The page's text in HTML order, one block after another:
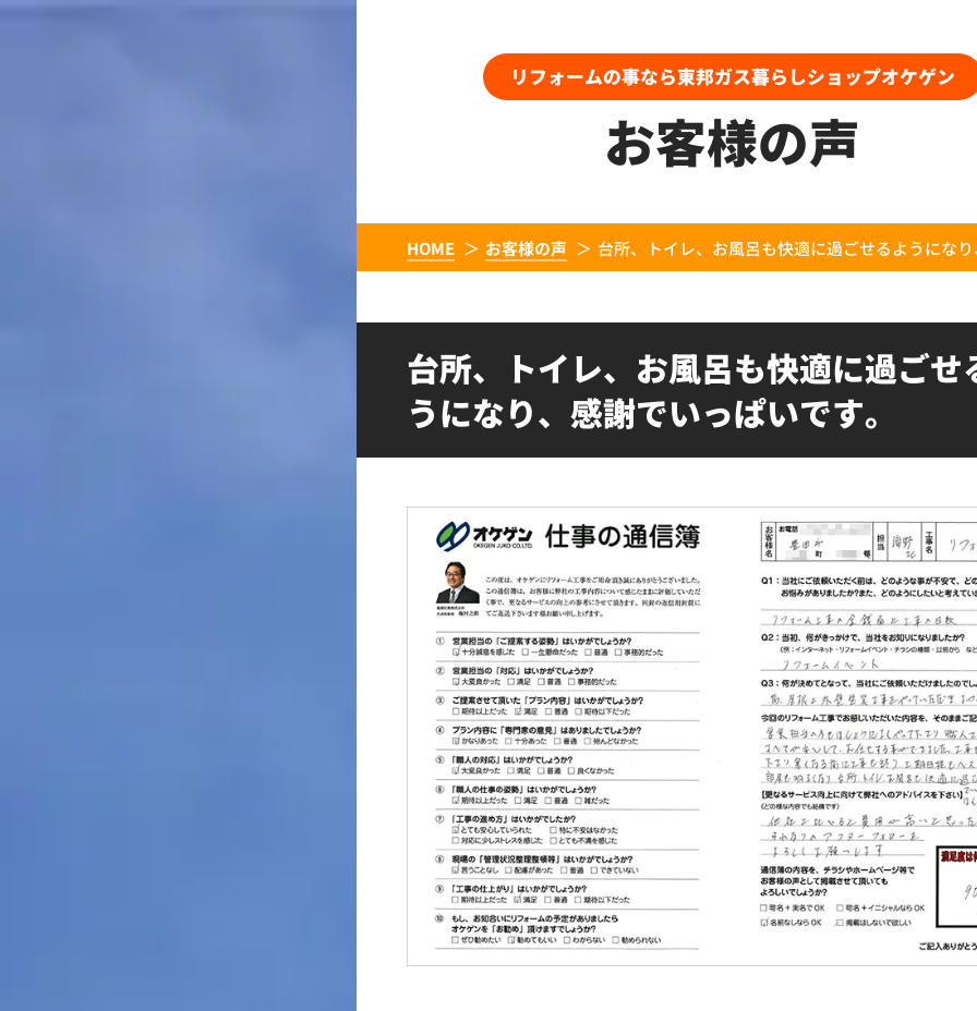
リフォームの事なら東邦ガス暮らしショップオケゲン
お客様の声
HOME お客様の声 台所、トイレ、お風呂も快適に過ごせるようにな
台所、トイレ、お風呂も快適に過ごせ
うになり、感謝でいっぱいです。